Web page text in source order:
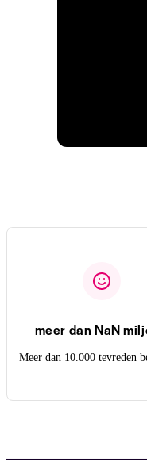
meer dan NaN
Meer dan 10.000 tevreden